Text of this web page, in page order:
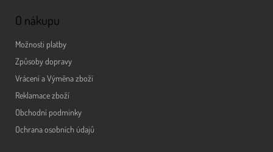
O nákupu
Možnosti platby
Způsoby dopravy
Vrácení a Výměna zboží
Reklamace zboží
Obchodní podmínky
Ochrana osobních údajů